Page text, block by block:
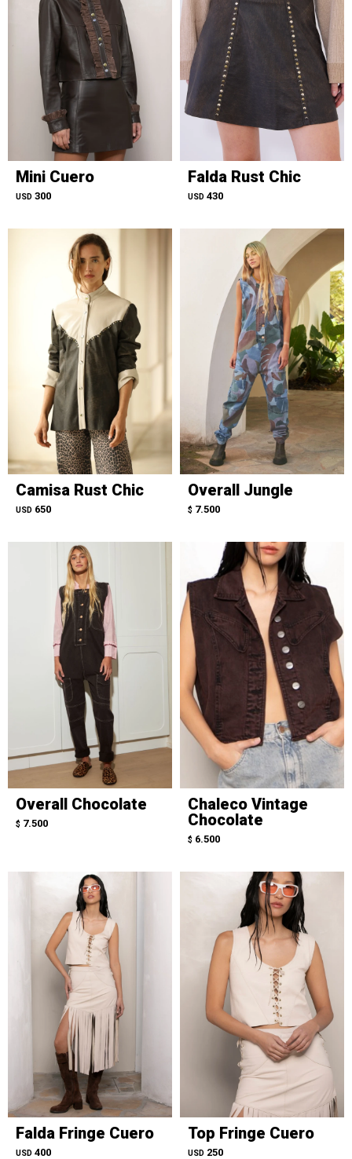
Mini Cuero
USD 300
Falda Rust Chic
USD 430
Camisa Rust Chic
USD 650
Overall Jungle
$ 7.500
Overall Chocolate
$ 7.500
Chaleco Vintage
Chocolate
$ 6.500
Falda Fringe Cuero
USD 400
Top Fringe Cuero
USD 250